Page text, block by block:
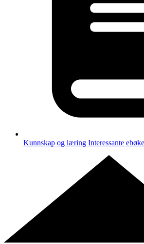
Kunnskap og læring Interessante